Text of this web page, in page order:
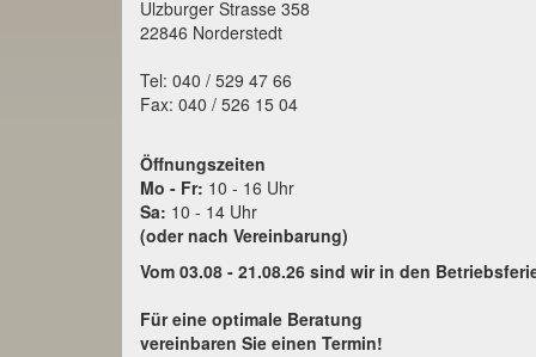
Ulzburger Strasse 358
22846 Norderstedt
Tel: 040 / 529 47 66
Fax: 040 / 526 15 04
Öffnungszeiten
Mo - Fr: 10 - 16 Uhr
Sa: 10 - 14 Uhr
(oder nach Vereinbarung)
Vom 03.08 - 21.08.26 sind wir in den
Für eine optimale Beratung
vereinbaren Sie einen Termin!